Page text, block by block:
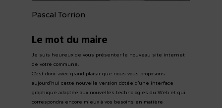
Pascal Torrion
Le mot du maire
Je suis heureux de vous présenter le nouveau site internet
de votre commune.
C’est donc avec grand plaisir que nous vous proposons
aujourd’hui cette nouvelle version dotée d’une interface
graphique adaptée aux nouvelles technologies du Web et qui
correspondra encore mieux à vos besoins en matière